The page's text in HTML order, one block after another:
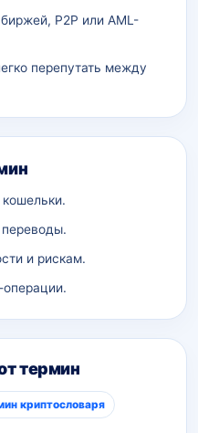
P2P или AML-
перепутать между
и рискам.
термин
криптословаря